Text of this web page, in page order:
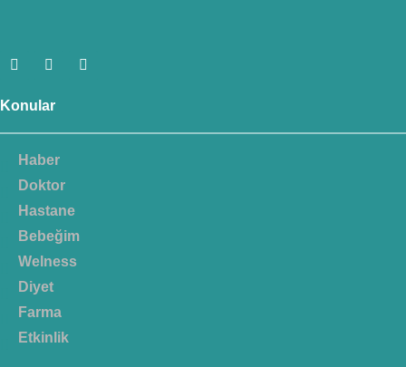
Konular
Haber
Doktor
Hastane
Bebeğim
Welness
Diyet
Farma
Etkinlik